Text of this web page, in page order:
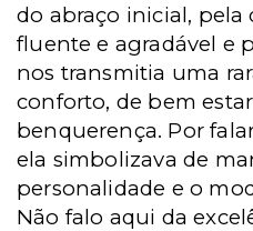
do abraço inicial, pela
fluente e agradável e
nos transmitia uma
conforto, de bem
benquerença. Por
ela simbolizava de
personalidade e o
Não falo aqui da